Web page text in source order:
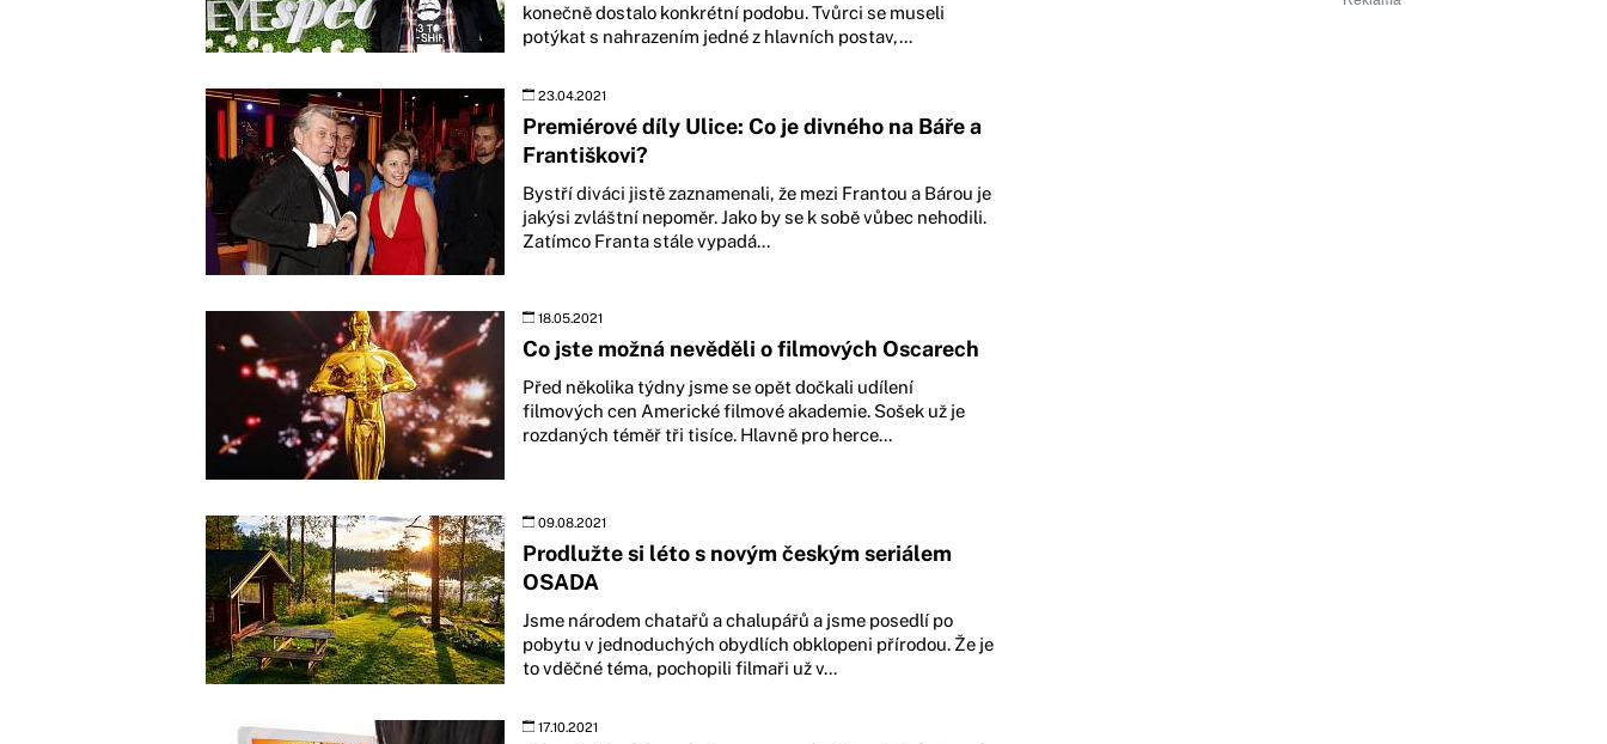
konečně dostalo konkrétní podobu. Tvůrci se museli
potýkat s nahrazením jedné z hlavních postav,...
23.04.2021
Premiérové díly Ulice: Co je divného na Báře a
Františkovi?
Bystří diváci jistě zaznamenali, že mezi Frantou a Bárou je
jakýsi zvláštní nepoměr. Jako by se k sobě vůbec nehodili.
Zatímco Franta stále vypadá...
18.05.2021
Co jste možná nevěděli o filmových Oscarech
Před několika týdny jsme se opět dočkali udílení
filmových cen Americké filmové akademie. Sošek už je
rozdaných téměř tři tisíce. Hlavně pro herce...
09.08.2021
Prodlužte si léto s novým českým seriálem
OSADA
Jsme národem chatařů a chalupářů a jsme posedlí po
pobytu v jednoduchých obydlích obklopeni přírodou. Že je
to vděčné téma, pochopili filmaři už v...
17.10.2021